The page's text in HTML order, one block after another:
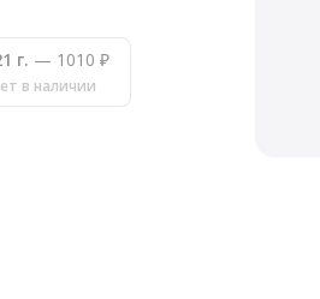
г. — 1010 ₽
в наличии